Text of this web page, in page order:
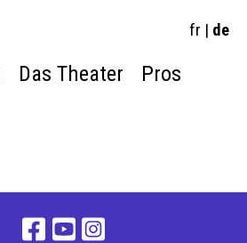
fr | de
Das Theater Pros